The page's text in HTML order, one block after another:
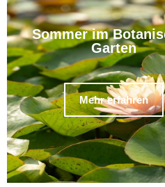
Sommer im
Garten
Mehr erfahren